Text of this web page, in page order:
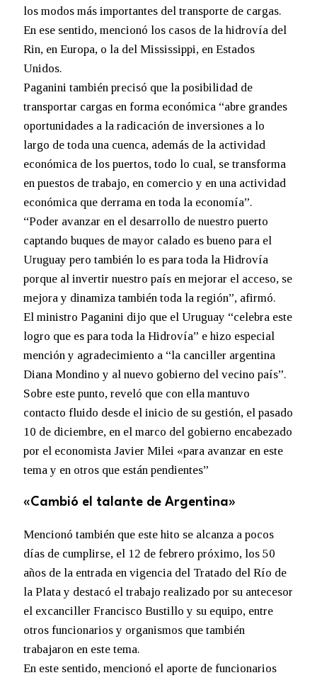
los modos más importantes del transporte de cargas.
En ese sentido, mencionó los casos de la hidrovía del
Rin, en Europa, o la del Mississippi, en Estados
Unidos.
Paganini también precisó que la posibilidad de
transportar cargas en forma económica “abre grandes
oportunidades a la radicación de inversiones a lo
largo de toda una cuenca, además de la actividad
económica de los puertos, todo lo cual, se transforma
en puestos de trabajo, en comercio y en una actividad
económica que derrama en toda la economía”.
“Poder avanzar en el desarrollo de nuestro puerto
captando buques de mayor calado es bueno para el
Uruguay pero también lo es para toda la Hidrovía
porque al invertir nuestro país en mejorar el acceso, se
mejora y dinamiza también toda la región”, afirmó.
El ministro Paganini dijo que el Uruguay “celebra este
logro que es para toda la Hidrovía” e hizo especial
mención y agradecimiento a “la canciller argentina
Diana Mondino y al nuevo gobierno del vecino país”.
Sobre este punto, reveló que con ella mantuvo
contacto fluido desde el inicio de su gestión, el pasado
10 de diciembre, en el marco del gobierno encabezado
por el economista Javier Milei «para avanzar en este
tema y en otros que están pendientes”
«Cambió el talante de Argentina»
Mencionó también que este hito se alcanza a pocos
días de cumplirse, el 12 de febrero próximo, los 50
años de la entrada en vigencia del Tratado del Río de
la Plata y destacó el trabajo realizado por su antecesor
el excanciller Francisco Bustillo y su equipo, entre
otros funcionarios y organismos que también
trabajaron en este tema.
En este sentido, mencionó el aporte de funcionarios